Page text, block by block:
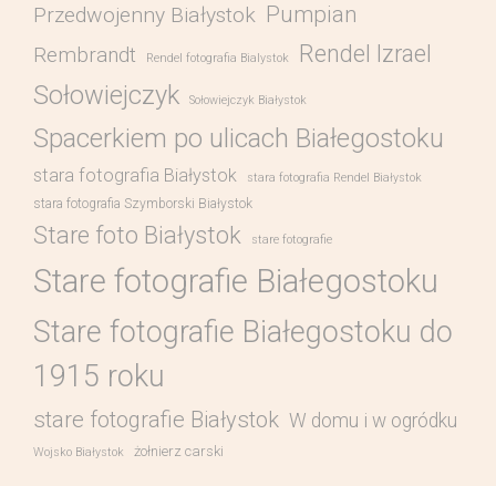
Przedwojenny Białystok Pumpian
Rembrandt Rendel fotografia Bialystok Rendel Izrael
Sołowiejczyk Sołowiejczyk Białystok
Spacerkiem po ulicach Białegostoku
stara fotografia Białystok stara fotografia Rendel Białystok
stara fotografia Szymborski Białystok
Stare foto Białystok stare fotografie
Stare fotografie Białegostoku
Stare fotografie Białegostoku do
1915 roku
stare fotografie Białystok W domu i w ogródku
Wojsko Białystok żołnierz carski